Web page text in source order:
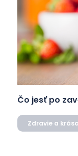
Čo jesť po
Zdravie a krása